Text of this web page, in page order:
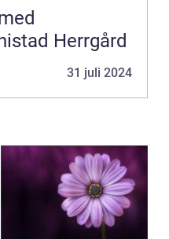
Herrgård
31 juli 2024